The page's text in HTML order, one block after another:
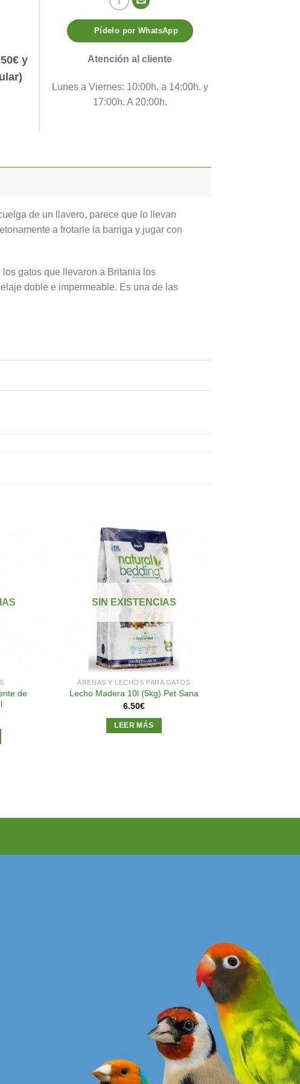
y
Pídelo por WhatsApp
Atención al cliente
Lunes a Viernes: 10:00h. a 14:00h. y
17:00h. A 20:00h.
de un llavero, parece que lo llevan
a frotarle la barriga y jugar con
gatos que llevaron a Britania los
doble e impermeable. Es una de las
deseos
de
deseos
SIN EXISTENCIAS
ARENAS Y LECHOS PARA GATOS
Lecho Madera 10l (5kg) Pet Sana
6.50€
LEER MÁS